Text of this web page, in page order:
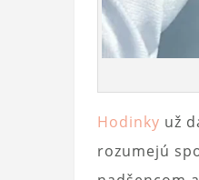
Hodinky už
rozumejú